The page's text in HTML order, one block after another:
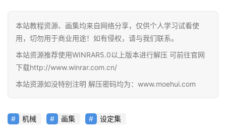
教
程
员
本站教程资源、画集均来自网络分享，仅供个人学习试看使
用，切勿用于商业用途！如有侵权，请与我们联系。
本站资源推荐使用WINRAR5.0以上版本进行解压 可前往官网
下载http://www.winrar.com.cn/
本站资源如没特别注明 解压密码均为：www.moehui.com
机械 画集 设定集